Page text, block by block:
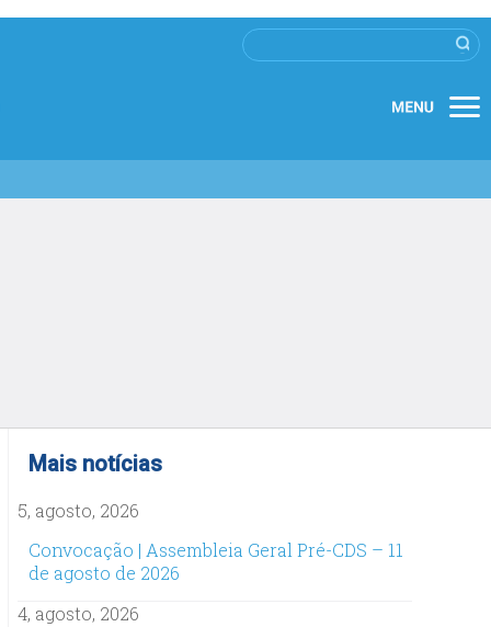
Mais notícias
5, agosto, 2026
Convocação | Assembleia Geral Pré-CDS – 11
de agosto de 2026
4, agosto, 2026